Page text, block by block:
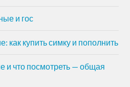
и гос
как купить симку и пополнить
и что посмотреть — общая